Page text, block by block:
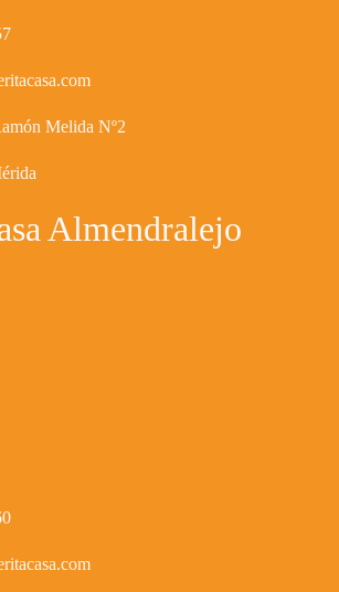
Melida Nº2
Almendralejo